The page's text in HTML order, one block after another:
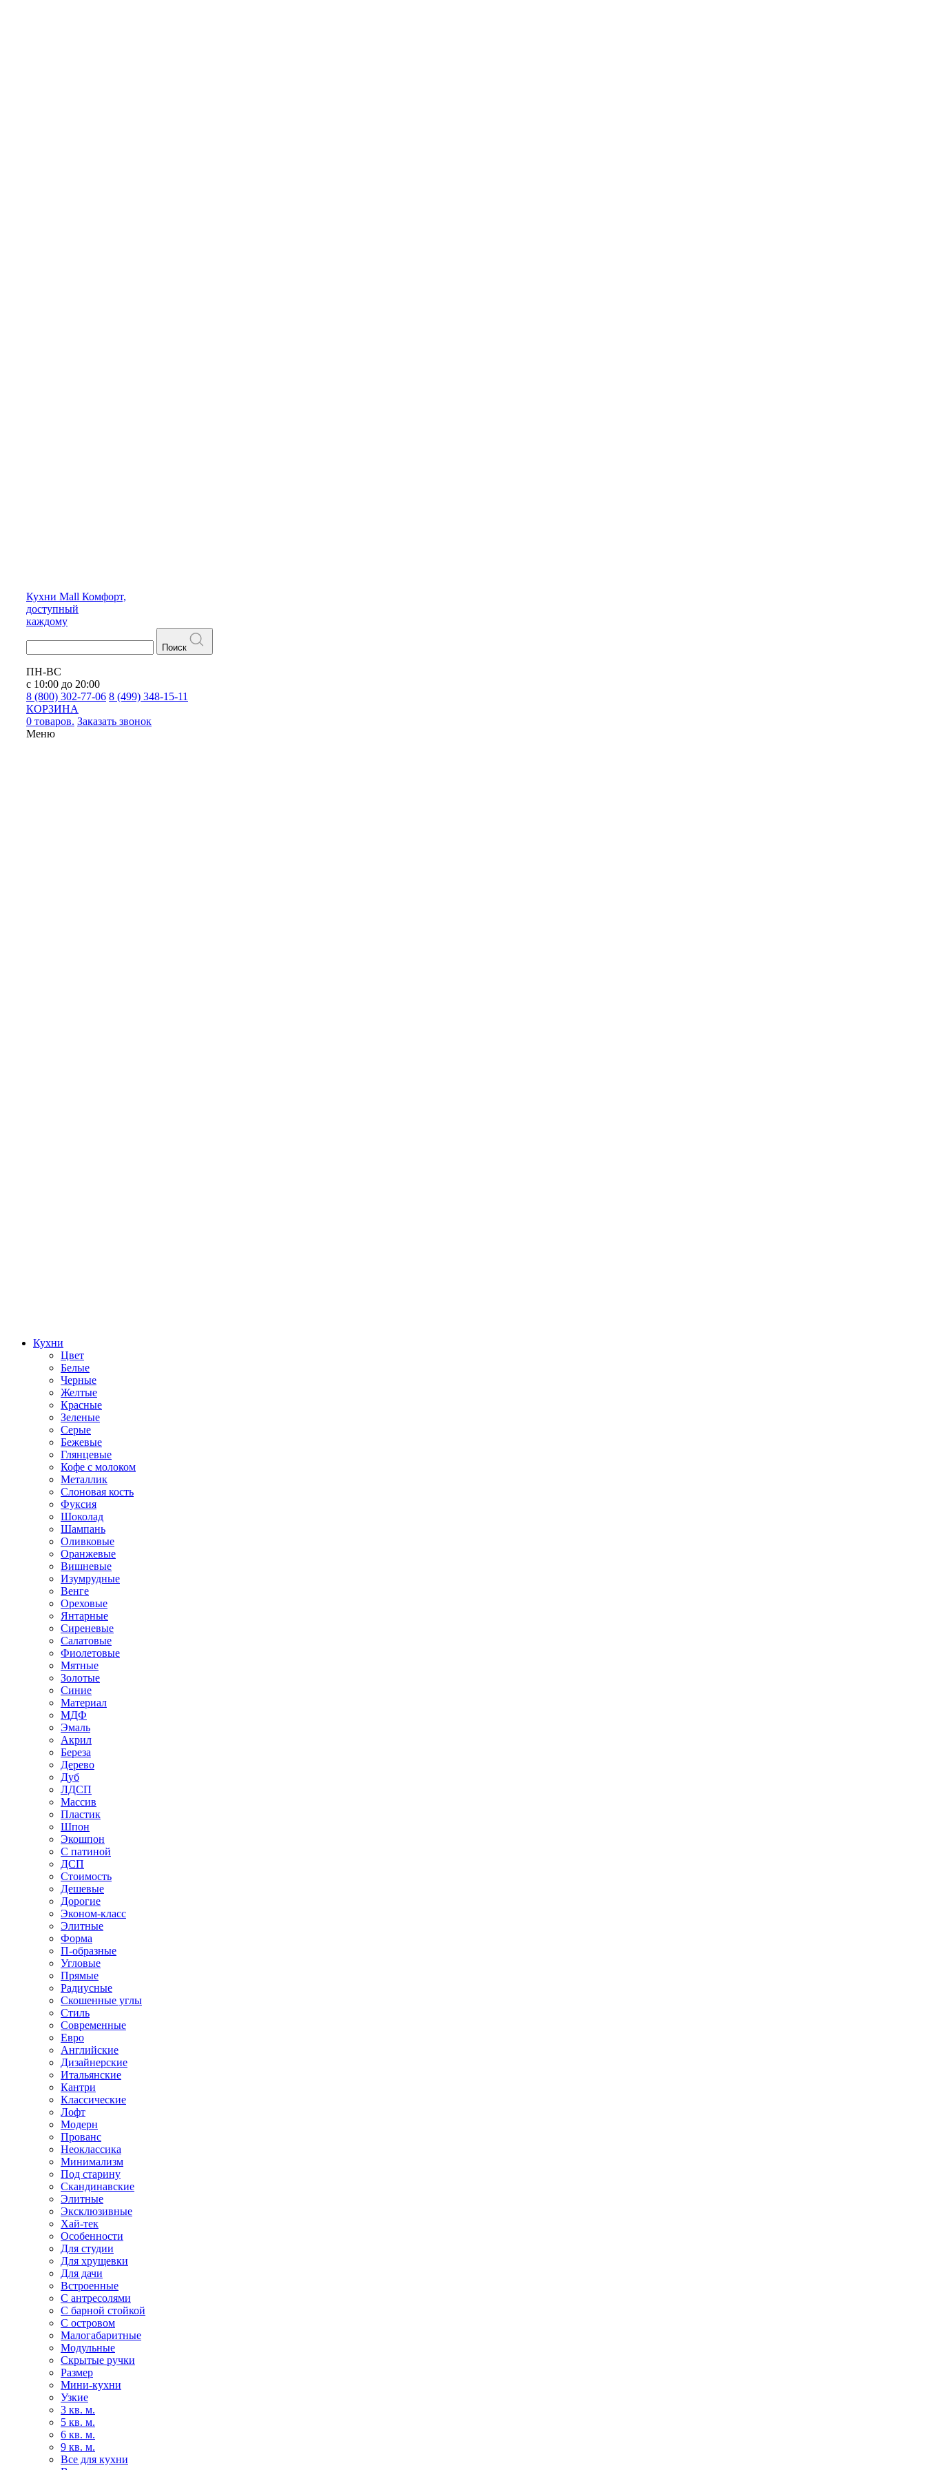
Кухни Mall Комфорт,
доступный
каждому
Поиск
ПН-ВС
с 10:00 до 20:00
8 (800) 302-77-06 8 (499) 348-15-11
КОРЗИНА
0 товаров. Заказать звонок
Меню
Кухни
Цвет
Белые
Черные
Желтые
Красные
Зеленые
Серые
Бежевые
Глянцевые
Кофе с молоком
Металлик
Слоновая кость
Фуксия
Шоколад
Шампань
Оливковые
Оранжевые
Вишневые
Изумрудные
Венге
Ореховые
Янтарные
Сиреневые
Салатовые
Фиолетовые
Мятные
Золотые
Синие
Материал
МДФ
Эмаль
Акрил
Береза
Дерево
Дуб
ЛДСП
Массив
Пластик
Шпон
Экошпон
С патиной
ДСП
Стоимость
Дешевые
Дорогие
Эконом-класс
Элитные
Форма
П-образные
Угловые
Прямые
Радиусные
Скошенные углы
Стиль
Современные
Евро
Английские
Дизайнерские
Итальянские
Кантри
Классические
Лофт
Модерн
Прованс
Неоклассика
Минимализм
Под старину
Скандинавские
Элитные
Эксклюзивные
Хай-тек
Особенности
Для студии
Для хрущевки
Для дачи
Встроенные
С антресолями
С барной стойкой
С островом
Малогабаритные
Модульные
Скрытые ручки
Размер
Мини-кухни
Узкие
3 кв. м.
5 кв. м.
6 кв. м.
9 кв. м.
Все для кухни